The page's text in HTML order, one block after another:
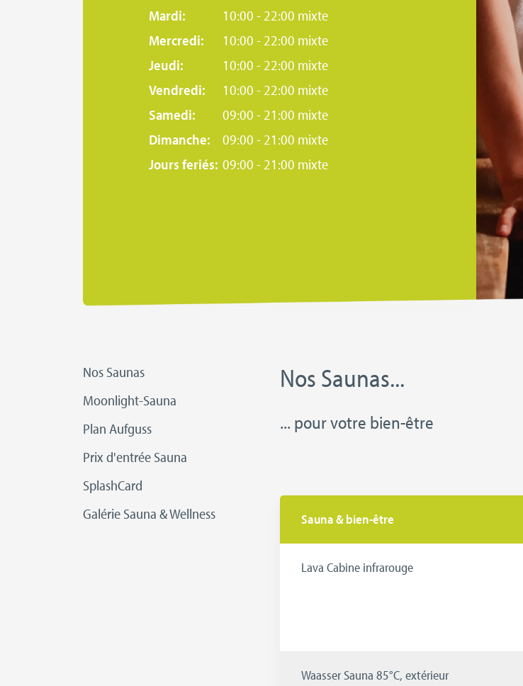
Mardi:
10:00 - 22:00 mixte
Mercredi:
10:00 - 22:00 mixte
Jeudi:
10:00 - 22:00 mixte
Vendredi:
10:00 - 22:00 mixte
Samedi:
09:00 - 21:00 mixte
Dimanche:
09:00 - 21:00 mixte
Jours feriés: 09:00 - 21:00 mixte
Nos Saunas
Moonlight-Sauna
Plan Aufguss
Prix d'entrée Sauna
SplashCard
Galérie Sauna & Wellness
Nos Saunas...
... pour votre bien-être
Sauna & bien-être
Lava Cabine infrarouge
Waasser Sauna 85°C, extérieur